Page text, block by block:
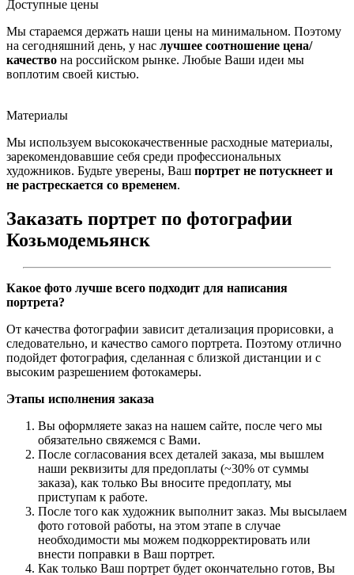
Доступные цены
Мы стараемся держать наши цены на минимальном. Поэтому
на сегодняшний день, у нас лучшее соотношение цена/
качество на российском рынке. Любые Ваши идеи мы
воплотим своей кистью.
Материалы
Мы используем высококачественные расходные материалы,
зарекомендовавшие себя среди профессиональных
художников. Будьте уверены, Ваш портрет не потускнеет и
не растрескается со временем.
Заказать портрет по фотографии
Козьмодемьянск
Какое фото лучше всего подходит для написания
портрета?
От качества фотографии зависит детализация прорисовки, а
следовательно, и качество самого портрета. Поэтому отлично
подойдет фотография, сделанная с близкой дистанции и с
высоким разрешением фотокамеры.
Этапы исполнения заказа
Вы оформляете заказ на нашем сайте, после чего мы
обязательно свяжемся с Вами.
После согласования всех деталей заказа, мы вышлем
наши реквизиты для предоплаты (~30% от суммы
заказа), как только Вы вносите предоплату, мы
приступам к работе.
После того как художник выполнит заказ. Мы высылаем
фото готовой работы, на этом этапе в случае
необходимости мы можем подкорректировать или
внести поправки в Ваш портрет.
Как только Ваш портрет будет окончательно готов, Вы